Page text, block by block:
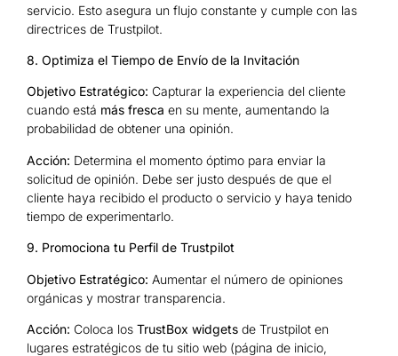
servicio. Esto asegura un flujo constante y cumple con las
directrices de Trustpilot.
8. Optimiza el Tiempo de Envío de la Invitación
Objetivo Estratégico: Capturar la experiencia del cliente
cuando está más fresca en su mente, aumentando la
probabilidad de obtener una opinión.
Acción: Determina el momento óptimo para enviar la
solicitud de opinión. Debe ser justo después de que el
cliente haya recibido el producto o servicio y haya tenido
tiempo de experimentarlo.
9. Promociona tu Perfil de Trustpilot
Objetivo Estratégico: Aumentar el número de opiniones
orgánicas y mostrar transparencia.
Acción: Coloca los TrustBox widgets de Trustpilot en
lugares estratégicos de tu sitio web (página de inicio,